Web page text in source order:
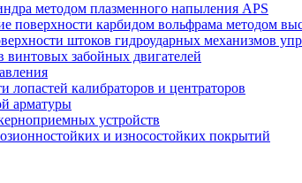
методом плазменного напыления APS
поверхности карбидом вольфрама методом
штоков гидроударных механизмов
винтовых забойных двигателей
лопастей калибраторов и центраторов
арматуры
устройств
и износостойких покрытий